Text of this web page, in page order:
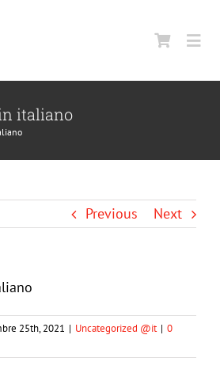
italiano
Previous Next
25th, 2021 | Uncategorized @it | 0